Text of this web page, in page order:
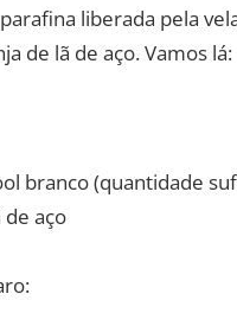
liberada pela
de lã de aço. Vamos lá:
branco (quantidade
de aço